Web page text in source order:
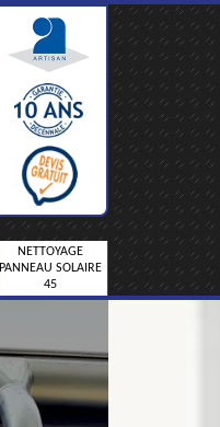
NETTOYAGE
PANNEAU SOLAIRE
45